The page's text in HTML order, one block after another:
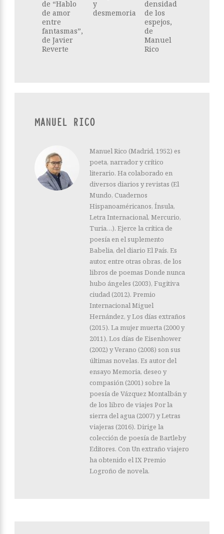
de “Hablo
de amor
entre
fantasmas”,
de Javier
Reverte
y
desmemoria
densidad
de los
espejos,
de
Manuel
Rico
MANUEL RICO
Manuel Rico (Madrid, 1952) es
poeta, narrador y crítico
literario. Ha colaborado en
diversos diarios y revistas (El
Mundo, Cuadernos
Hispanoaméricanos, Ínsula,
Letra Internacional, Mercurio,
Turia…). Ejerce la crítica de
poesía en el suplemento
Babelia, del diario El País. Es
autor, entre otras obras, de los
libros de poemas Donde nunca
hubo ángeles (2003), Fugitiva
ciudad (2012). Premio
Internacional Miguel
Hernández, y Los días extraños
(2015). La mujer muerta (2000 y
2011), Los días de Eisenhower
(2002) y Verano (2008) son sus
últimas novelas. Es autor del
ensayo Memoria, deseo y
compasión (2001) sobre la
poesía de Vázquez Montalbán y
de los libro de viajes Por la
sierra del agua (2007) y Letras
viajeras (2016). Dirige la
colección de poesía de Bartleby
Editores. Con Un extraño viajero
ha obtenido el IX Premio
Logroño de novela.